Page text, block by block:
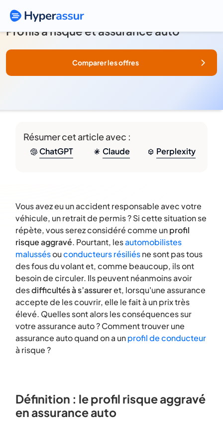
Profils à risque et assurance auto
Comparer les offres
Résumer cet article avec :
ChatGPT Claude Perplexity
Vous avez eu un accident responsable avec votre
véhicule, un retrait de permis ? Si cette situation se
répète, vous serez considéré comme unprofil
risque aggravé. Pourtant, lesautomobilistes
malussésouconducteurs résiliésne sont pas tous
des fous du volant et, comme beaucoup, ils ont
besoin de circuler. Ils peuvent néanmoins avoir
desdifficultés à s’assureret, lorsqu'une assurance
accepte de les couvrir, elle le fait à un prix très
élevé. Quelles sont alors les conséquences sur
votre assurance auto ? Comment trouver une
assurance auto quand on a unprofil de conducteur
à risque ?
Définition : le profil risque aggravé
en assurance auto